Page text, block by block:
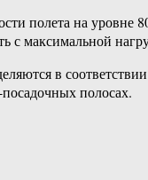
полета на
с максимальной
в
полосах.